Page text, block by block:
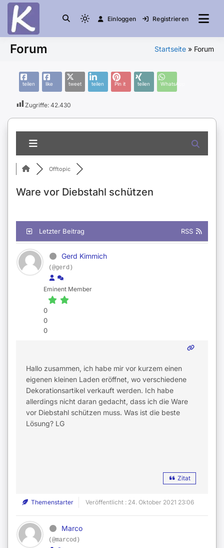
die Community Einloggen Registrieren
Forum Startseite » Forum
teilen like tweet teilen Pin it teilen WhatsApp
Zugriffe: 42.430
Offtopic
Ware vor Diebstahl schützen
Letzter Beitrag RSS
Gerd Kimmich
(@gerd)
Eminent Member
0
0
0
Hallo zusammen, ich habe mir vor kurzem einen
eigenen kleinen Laden eröffnet, wo verschiedene
Dekorationsartikel verkauft werden. Ich habe
allerdings nicht daran gedacht, dass ich die Ware
vor Diebstahl schützen muss. Was ist die beste
Lösung? LG
Zitat
Themenstarter Veröffentlicht : 24. Oktober 2021 23:06
Marco
(@marcod)